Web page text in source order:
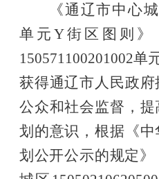
《通辽市中心
单元Y街区图则》
150571100201002单
获得通辽市人民政
公众和社会监督，
划的意识，根据《
划公开公示的规定》